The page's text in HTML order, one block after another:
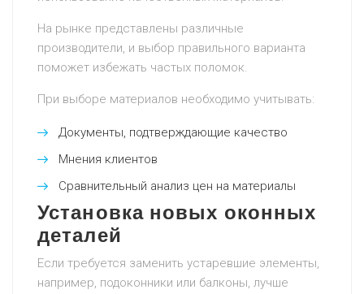
На рынке представлены различные
производители, и выбор правильного варианта
поможет избежать частых поломок.
При выборе материалов необходимо учитывать:
Документы, подтверждающие качество
Мнения клиентов
Сравнительный анализ цен на материалы
Установка новых оконных
деталей
Если требуется заменить устаревшие элементы,
например, подоконники или балконы, лучше